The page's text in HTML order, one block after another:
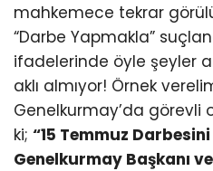
mahkemece tekrar
“Darbe Yapmakla”
ifadelerinde öyle şeyler
aklı almıyor! Örnek
Genelkurmay’da görevli
ki; “15 Temmuz
Genelkurmay Başkanı